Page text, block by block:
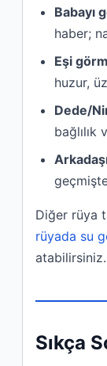
Babayı
haber;
Eşi
huzur,
Dede/
bağlılık
Diğer rüya
rüyada su
atabilirsiniz.
Sıkça